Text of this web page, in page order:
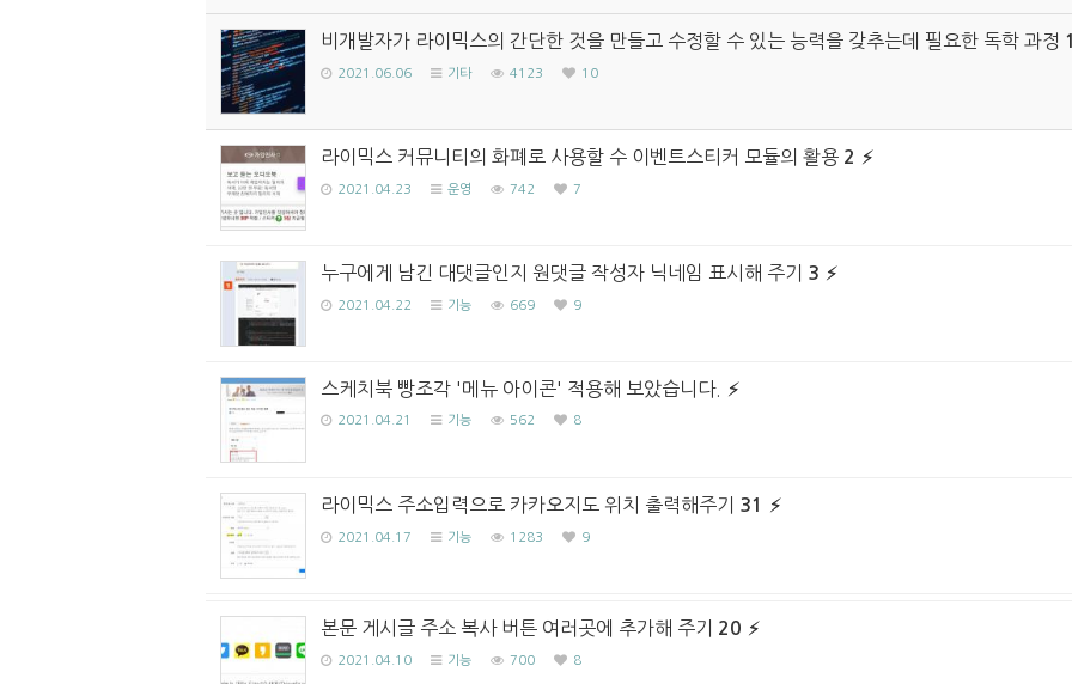
비개발자가 라이믹스의 간단한 것을 만들고 수정할 수 있는 능력을 갖추는데 필요한 독학 과정
2021.06.06 기타 4123 10
라이믹스 커뮤니티의 화폐로 사용할 수 이벤트스티커 모듈의 활용 2
2021.04.23 운영 742 7
누구에게 남긴 대댓글인지 원댓글 작성자 닉네임 표시해 주기 3
2021.04.22 기능 669 9
스케치북 빵조각 '메뉴 아이콘' 적용해 보았습니다.
2021.04.21 기능 562 8
라이믹스 주소입력으로 카카오지도 위치 출력해주기 31
2021.04.17 기능 1283 9
본문 게시글 주소 복사 버튼 여러곳에 추가해 주기 20
2021.04.10 기능 700 8